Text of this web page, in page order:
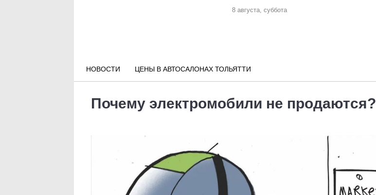
8 августа, суббота
НОВОСТИ ЦЕНЫ В АВТОСАЛОНАХ ТОЛЬЯТТИ
Почему электромобили не продаются?